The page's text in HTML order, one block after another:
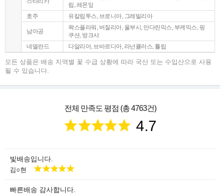
립, 레몬잎
호주
유칼립투스, 브로니아, 그레빌리아
남아공
왁스플라워, 버질리아, 울부시, 만다린믹스, 부케믹스, 핑
쿠션, 방크샤
네델란드
다알리아, 브바르디아, 라넌큘러스, 튤립
모든 상품은 배송 지역별 꽃 수급 상황에 따라 국산 또는 수입산으로 사용
될 수 있습니다.
전체 만족도 평점 (총 4763건)
4.7
빛배송입니다.
김○현
빠른배송 감사합니다.